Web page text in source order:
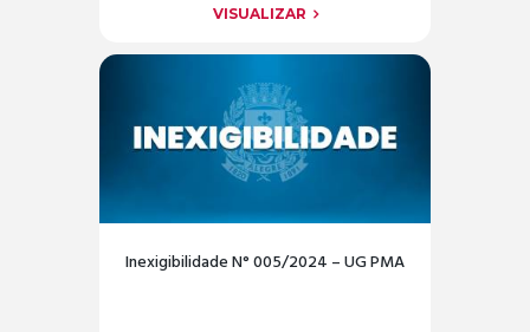
VISUALIZAR
Inexigibilidade N° 005/2024 – UG PMA